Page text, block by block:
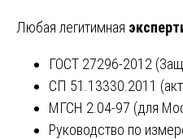
Любая легитимная
ГОСТ 27296-2012
СП 51.13330.2011
МГСН 2.04-97 (для
Руководство по